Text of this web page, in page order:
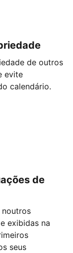
de outros
evite
calendário.
de
noutros
exibidas na
seus